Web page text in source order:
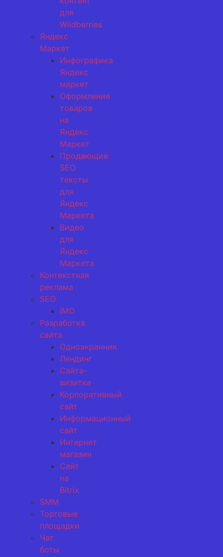
для
Wildberries
Яндекс
Маркет
Инфографика
Яндекс
маркет
Оформление
товаров
на
Яндекс
Маркет
Продающие
SEO
тексты
для
Яндекс
Маркета
Видео
для
Яндекс
Маркета
Контекстная
реклама
SEO
IMO
Разработка
сайта
Одноэкранник
Лендинг
Сайта-
визитка
Корпоративный
сайт
Информационный
сайт
Интернет
магазин
Сайт
на
Bitrix
SMM
Торговые
площадки
Чат
боты